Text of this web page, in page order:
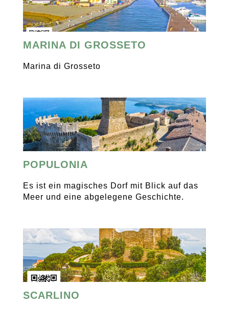
MARINA DI GROSSETO
Marina di Grosseto
POPULONIA
Es ist ein magisches Dorf mit Blick auf das
Meer und eine abgelegene Geschichte.
SCARLINO